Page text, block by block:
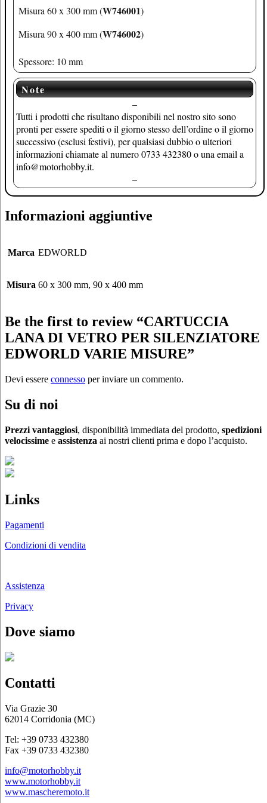
Misura 60 x 300 mm (W746001)
Misura 90 x 400 mm (W746002)
Spessore: 10 mm
Note
–
Tutti i prodotti che risultano disponibili nel nostro sito sono
pronti per essere spediti o il giorno stesso dell’ordine o il giorno
successivo (esclusi festivi), per qualsiasi dubbio o ulteriori
informazioni chiamate al numero 0733 432380 o una email a
info@motorhobby.it.
–
Informazioni aggiuntive
Marca EDWORLD
Misura 60 x 300 mm, 90 x 400 mm
Be the first to review “CARTUCCIA
LANA DI VETRO PER SILENZIATORE
EDWORLD VARIE MISURE”
Devi essere connesso per inviare un commento.
Su di noi
Prezzi vantaggiosi, disponibilità immediata del prodotto, spedizioni
velocissime e assistenza ai nostri clienti prima e dopo l’acquisto.
Links
Pagamenti
Condizioni di vendita
Assistenza
Privacy
Dove siamo
Contatti
Via Grazie 30
62014 Corridonia (MC)
Tel: +39 0733 432380
Fax +39 0733 432380
info@motorhobby.it
www.motorhobby.it
www.mascheremoto.it